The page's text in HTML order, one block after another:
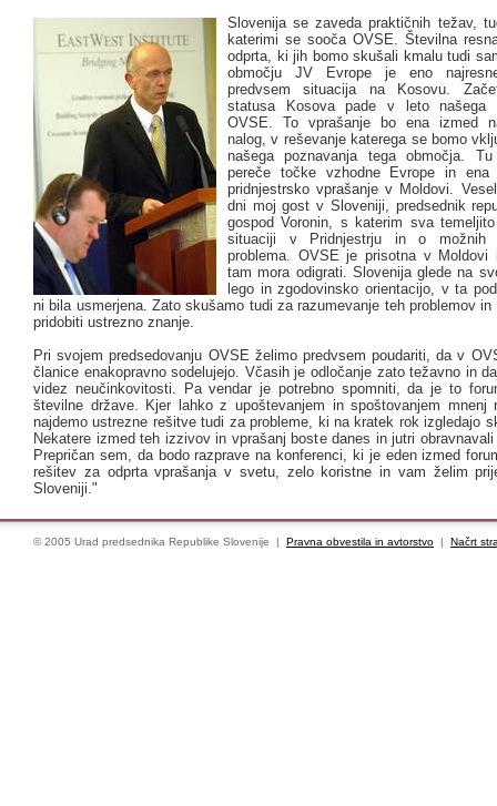
Slovenija se zaveda praktičnih težav,
katerimi se sooča OVSE. Številna
odprta, ki jih bomo skušali kmalu tudi
območju JV Evrope je eno
predvsem situacija na Kosovu.
statusa Kosova pade v leto našega
OVSE. To vprašanje bo ena izmed
nalog, v reševanje katerega se bomo
našega poznavanja tega območja.
pereče točke vzhodne Evrope in
pridnjestrsko vprašanje v Moldovi.
dni moj gost v Sloveniji, predsednik
gospod Voronin, s katerim sva
situaciji v Pridnjestrju in o možnih
problema. OVSE je prisotna v Moldovi
tam mora odigrati. Slovenija glede na
lego in zgodovinsko orientacijo, v ta
ni bila usmerjena. Zato skušamo tudi za razumevanje teh problemov
pridobiti ustrezno znanje.
Pri svojem predsedovanju OVSE želimo predvsem poudariti, da v
članice enakopravno sodelujejo. Včasih je odločanje zato težavno in
videz neučinkovitosti. Pa vendar je potrebno spomniti, da je to
številne države. Kjer lahko z upoštevanjem in spoštovanjem mnenj
najdemo ustrezne rešitve tudi za probleme, ki na kratek rok izgledajo
Nekatere izmed teh izzivov in vprašanj boste danes in jutri
Prepričan sem, da bodo razprave na konferenci, ki je eden izmed
rešitev za odprta vprašanja v svetu, zelo koristne in vam želim
Sloveniji."
© 2005 Urad predsednika Republike Slovenije | Pravna obvestila in avtorstvo | Načrt